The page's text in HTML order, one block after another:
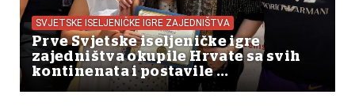
SVJETSKE ISELJENIČKE IGRE ZAJEDNIŠTVA
Prve Svjetske iseljeničke igre
zajedništva okupile Hrvate sa svih
kontinenata i postavile ...